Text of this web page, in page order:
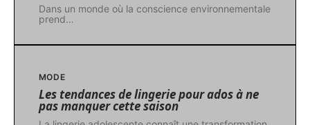
Dans un monde où la conscience environnementale
prend…
MODE
Les tendances de lingerie pour ados à ne
pas manquer cette saison